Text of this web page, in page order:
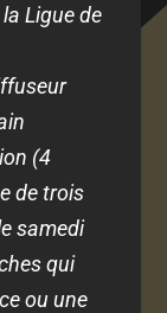
Ligue de
(4
de trois
samedi
qui
ou une